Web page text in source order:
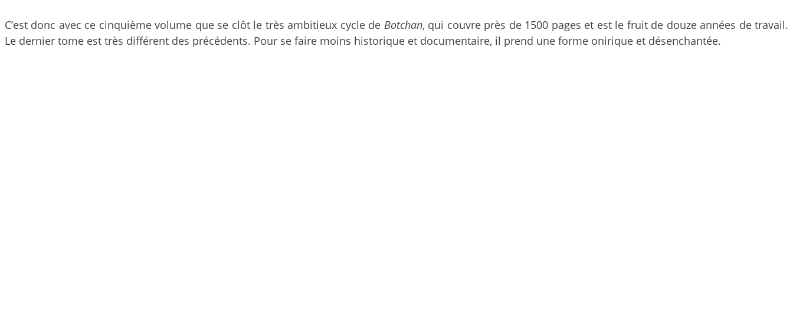
C’est donc avec ce cinquième volume que se clôt le très ambitieux cycle de Botchan, qui couvre près de 1500 pages et est le fruit de douze années de travail.
Le dernier tome est très différent des précédents. Pour se faire moins historique et documentaire, il prend une forme onirique et désenchantée.